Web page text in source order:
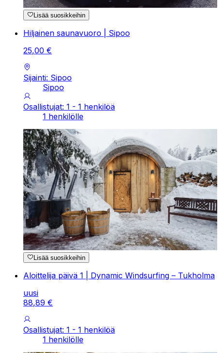
Lisää suosikkeihin
Hiljainen saunavuoro | Sipoo
25,00 €
Sijainti: Sipoo
Sipoo
Osallistujat: 1 - 1 henkilöä
1 henkilölle
Lisää suosikkeihin
Aloittelija päivä 1 | Dynamic Windsurfing – Tukholma
uusi
88,89 €
Osallistujat: 1 - 1 henkilöä
1 henkilölle